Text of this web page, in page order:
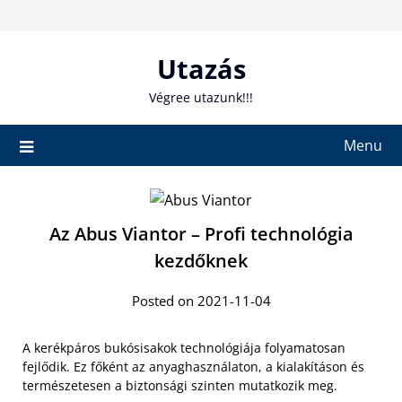
Utazás
Végree utazunk!!!
Menu
Az Abus Viantor – Profi technológia
kezdőknek
Posted on 2021-11-04
A kerékpáros bukósisakok technológiája folyamatosan
fejlődik. Ez főként az anyaghasználaton, a kialakításon és
természetesen a biztonsági szinten mutatkozik meg.